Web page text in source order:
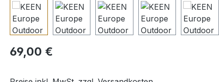
Regulärer Preis:
69,00 €